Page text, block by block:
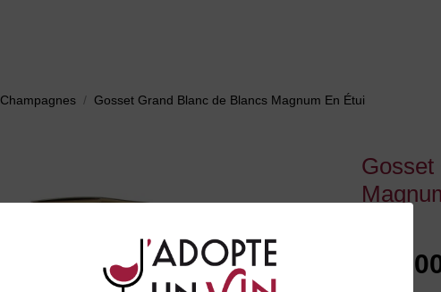
Champagnes Gosset Grand Blanc de Blancs Magnum En Étui
Gosset